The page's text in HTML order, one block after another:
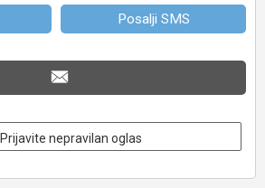
Posalji SMS
Prijavite nepravilan oglas